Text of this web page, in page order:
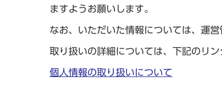
ますようお願いします。
なお、いただいた情報については、運
取り扱いの詳細については、下記のリ
個人情報の取り扱いについて